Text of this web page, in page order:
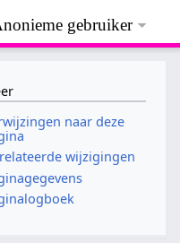
gebruiker
naar deze
wijzigingen